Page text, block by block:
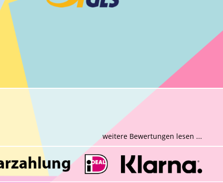
weitere Bewertungen lesen ...